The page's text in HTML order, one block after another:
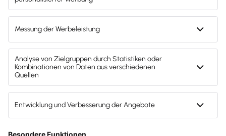
war sofort klar: Diese Dame möchten wir
interviewen!
Autor:in:Carola Heine
Veröffentlicht:23.06.2019
Kategorie:Steuerberater:innen